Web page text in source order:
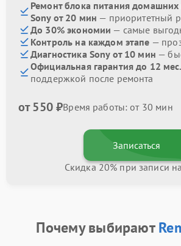
Ремонт блока питания домашних
Sony от 20 мин — приоритетный
До 30% экономии — самые
Контроль на каждом этапе —
Диагностика Sony от 10 мин —
Официальная гарантия до 12 мес.
поддержкой после ремонта
от 550 ₽Время работы: от 30 мин
Записаться
Скидка 20% при записи
Почему выбирают